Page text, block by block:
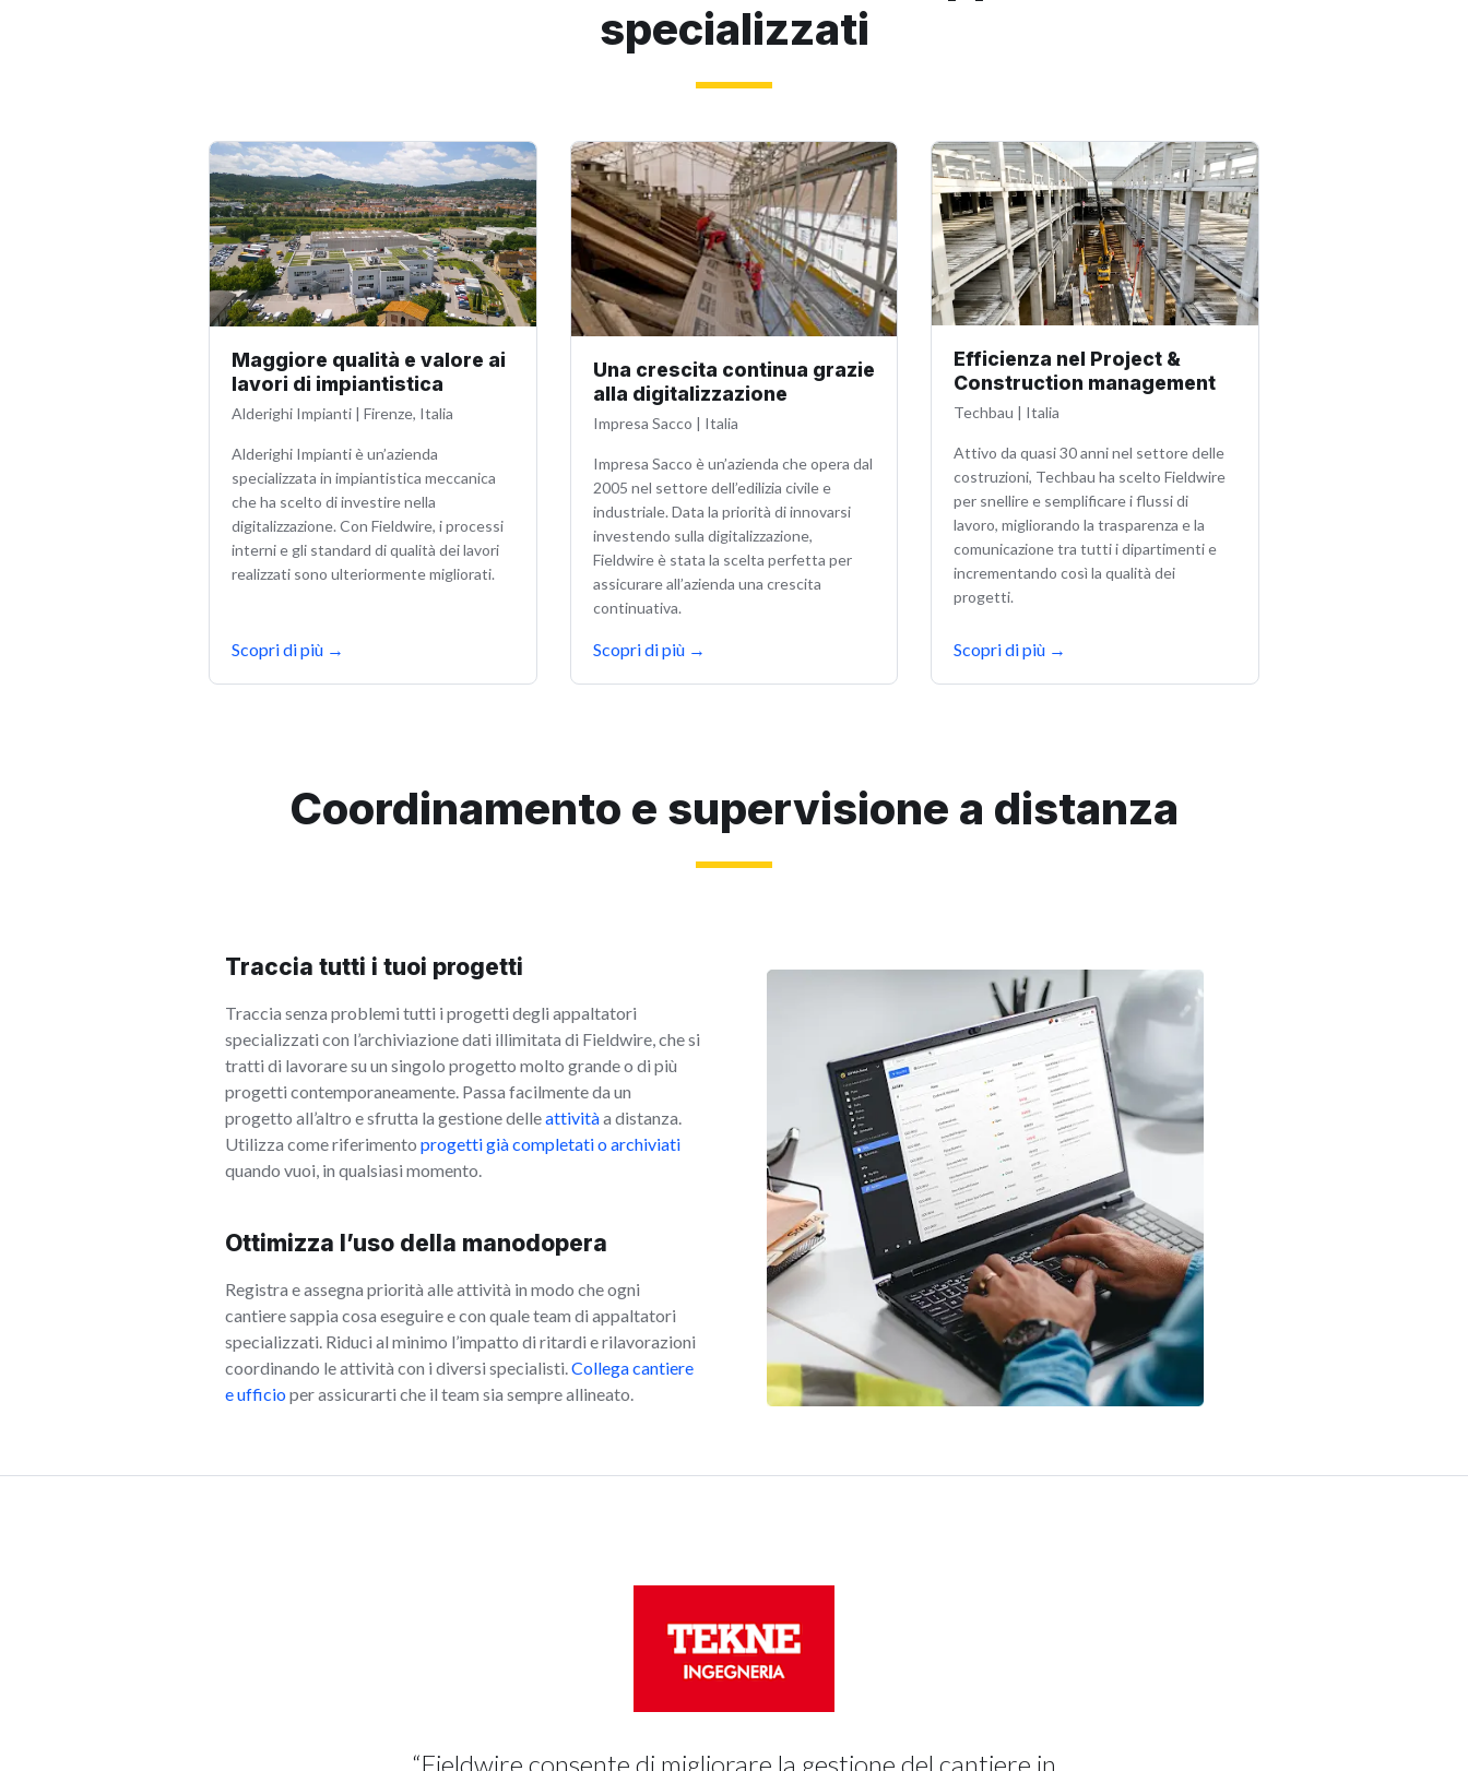
specializzati
Maggiore qualità e valore ai
lavori di impiantistica
Alderighi Impianti | Firenze, Italia
Alderighi Impianti è un’azienda
specializzata in impiantistica meccanica
che ha scelto di investire nella
digitalizzazione. Con Fieldwire, i processi
interni e gli standard di qualità dei lavori
realizzati sono ulteriormente migliorati.
Scopri di più →
Una crescita continua grazie
alla digitalizzazione
Impresa Sacco | Italia
Impresa Sacco è un’azienda che opera dal
2005 nel settore dell’edilizia civile e
industriale. Data la priorità di innovarsi
investendo sulla digitalizzazione,
Fieldwire è stata la scelta perfetta per
assicurare all’azienda una crescita
continuativa.
Scopri di più →
Efficienza nel Project &
Construction management
Techbau | Italia
Attivo da quasi 30 anni nel settore delle
costruzioni, Techbau ha scelto Fieldwire
per snellire e semplificare i flussi di
lavoro, migliorando la trasparenza e la
comunicazione tra tutti i dipartimenti e
incrementando così la qualità dei
progetti.
Scopri di più →
Coordinamento e supervisione a distanza
Traccia tutti i tuoi progetti
Traccia senza problemi tutti i progetti degli appaltatori
specializzati con l’archiviazione dati illimitata di Fieldwire, che si
tratti di lavorare su un singolo progetto molto grande o di più
progetti contemporaneamente. Passa facilmente da un
progetto all’altro e sfrutta la gestione delleattivitàa distanza.
Utilizza come riferimento progetti già completati o archiviati
quando vuoi, in qualsiasi momento.
Ottimizza l’uso della manodopera
Registra e assegna priorità alle attività in modo che ogni
cantiere sappia cosa eseguire e con quale team di appaltatori
specializzati. Riduci al minimo l’impatto di ritardi e rilavorazioni
coordinando le attività con i diversi specialisti.Collega cantiere
e ufficioper assicurarti che il team sia sempre allineato.
“Fieldwire consente di migliorare la gestione del cantiere in